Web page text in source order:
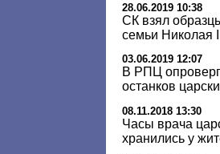
28.06.2019 10:38
СК взял
семьи Николая
03.06.2019 12:07
В РПЦ
останков
08.11.2018 13:30
Часы врача
хранились у